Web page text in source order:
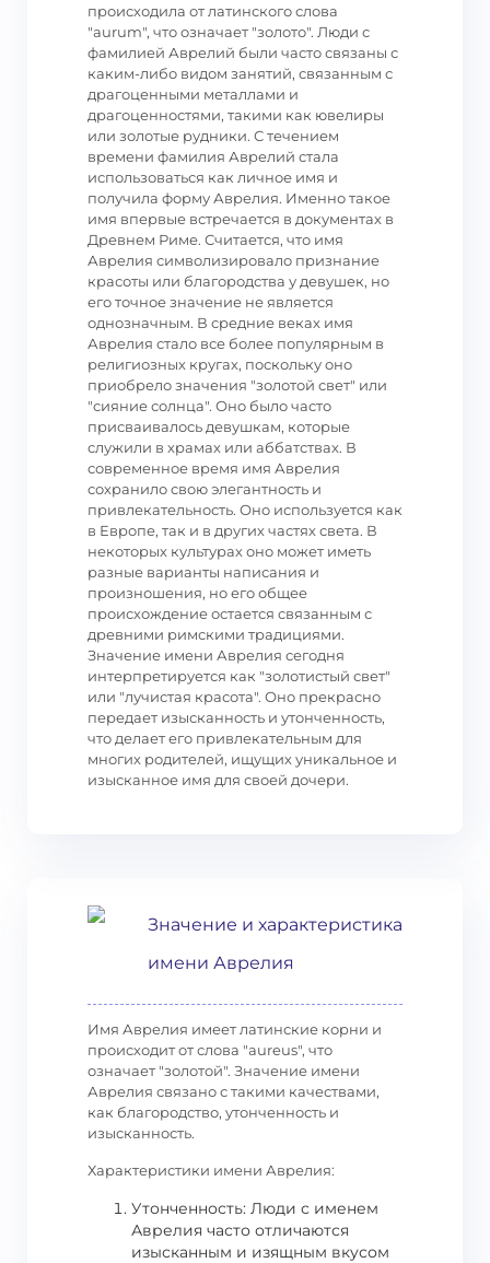
происходила от латинского слова
"aurum", что означает "золото". Люди с
фамилией Аврелий были часто связаны с
каким-либо видом занятий, связанным с
драгоценными металлами и
драгоценностями, такими как ювелиры
или золотые рудники. С течением
времени фамилия Аврелий стала
использоваться как личное имя и
получила форму Аврелия. Именно такое
имя впервые встречается в документах в
Древнем Риме. Считается, что имя
Аврелия символизировало признание
красоты или благородства у девушек, но
его точное значение не является
однозначным. В средние веках имя
Аврелия стало все более популярным в
религиозных кругах, поскольку оно
приобрело значения "золотой свет" или
"сияние солнца". Оно было часто
присваивалось девушкам, которые
служили в храмах или аббатствах. В
современное время имя Аврелия
сохранило свою элегантность и
привлекательность. Оно используется как
в Европе, так и в других частях света. В
некоторых культурах оно может иметь
разные варианты написания и
произношения, но его общее
происхождение остается связанным с
древними римскими традициями.
Значение имени Аврелия сегодня
интерпретируется как "золотистый свет"
или "лучистая красота". Оно прекрасно
передает изысканность и утонченность,
что делает его привлекательным для
многих родителей, ищущих уникальное и
изысканное имя для своей дочери.
Значение и характеристика
имени Аврелия
Имя Аврелия имеет латинские корни и
происходит от слова "aureus", что
означает "золотой". Значение имени
Аврелия связано с такими качествами,
как благородство, утонченность и
изысканность.
Характеристики имени Аврелия:
Утонченность: Люди с именем
Аврелия часто отличаются
изысканным и изящным вкусом